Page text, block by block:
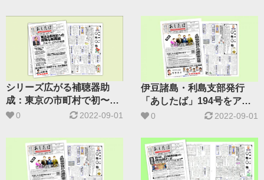
シリーズ広がる補聴器助
成：東京の市町村で初〜利
島村〜
0 2022-09-01
伊豆諸島・利島支部発行
「あしたば」194号をアッ
プしました
0 2022-09-01